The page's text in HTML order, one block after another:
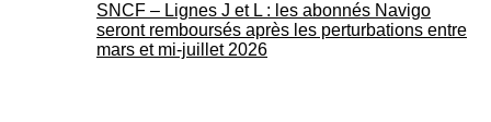
SNCF – Lignes J et L : les abonnés Navigo
seront remboursés après les perturbations entre
mars et mi-juillet 2026